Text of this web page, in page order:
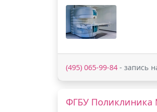
(495) 065-99-84 - запись
ФГБУ